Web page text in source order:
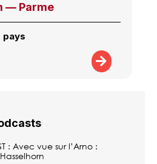
— Parme
pays
: Avec vue sur l’Arno :